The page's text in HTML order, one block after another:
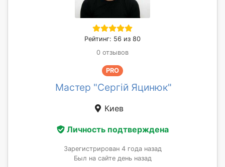
Рейтинг: 56 из 80
0 отзывов
PRO
Мастер "Сергій Яцинюк"
Киев
Личность подтверждена
Зарегистрирован 4 года назад
Был на сайте день назад